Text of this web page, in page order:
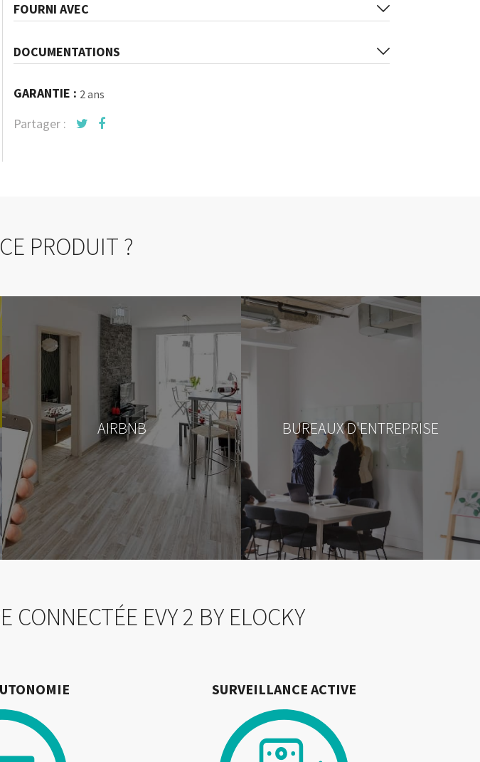
FOURNI AVEC
DOCUMENTATIONS
GARANTIE : 2 ans
Partager :
PRODUIT ?
AIRBNB BUREAUX D'ENTREPRISE
CONNECTÉE EVY 2 BY ELOCKY
SURVEILLANCE ACTIVE